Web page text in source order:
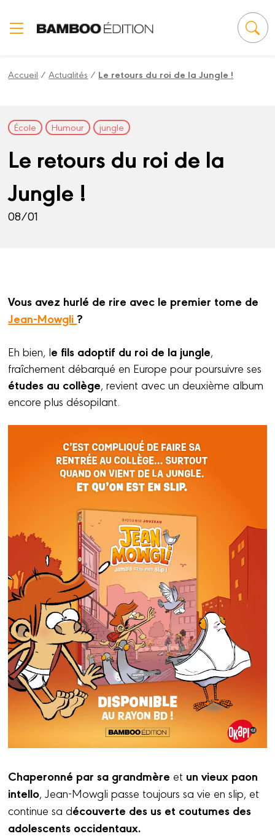
Accueil /Actualités / Le retours du roi de la Jungle !
École Humour jungle
Le retours du roi de la
Jungle !
08/01
Vous avez hurlé de rire avec le premier tome de
Jean-Mowgli?
Eh bien, le fils adoptif du roi de la jungle,
fraîchement débarqué en Europe pour poursuivre ses
études au collège, revient avec un deuxième album
encore plus désopilant.
Chaperonné par sa grandmère et un vieux paon
intello, Jean-Mowgli passe toujours sa vie en slip, et
continue sa découverte des us et coutumes des
adolescents occidentaux.